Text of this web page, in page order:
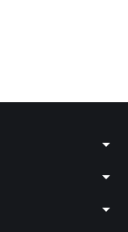
arrow_drop_down
arrow_drop_down
arrow_drop_down